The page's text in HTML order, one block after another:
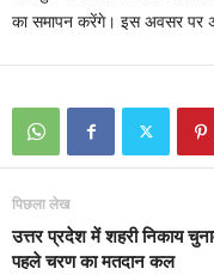
का समापन करेंगे। इस अवसर पर
पिछला लेख
उत्तर प्रदेश में शहरी निकाय
पहले चरण का मतदान कल